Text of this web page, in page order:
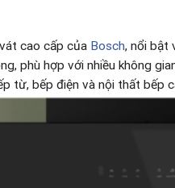
cao cấp của Bosch, nổi bật
phù hợp với nhiều không
từ, bếp điện và nội thất bếp